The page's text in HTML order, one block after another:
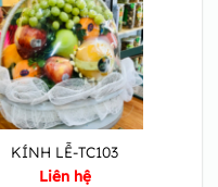
KÍNH LỄ-TC103
Liên hệ